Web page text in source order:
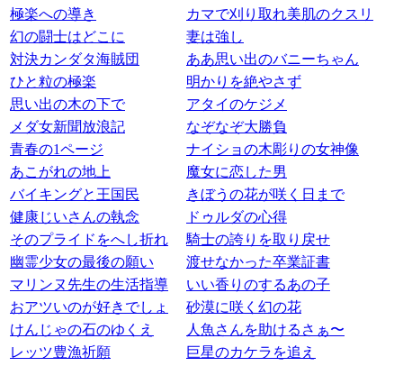
極楽への導き
カマで刈り取れ美肌のクスリ
幻の闘士はどこに
妻は強し
対決カンダタ海賊団
ああ思い出のバニーちゃん
ひと粒の極楽
明かりを絶やさず
思い出の木の下で
アタイのケジメ
メダ女新聞放浪記
なぞなぞ大勝負
青春の1ページ
ナイショの木彫りの女神像
あこがれの地上
魔女に恋した男
バイキングと王国民
きぼうの花が咲く日まで
健康じいさんの執念
ドゥルダの心得
そのプライドをへし折れ
騎士の誇りを取り戻せ
幽霊少女の最後の願い
渡せなかった卒業証書
マリンヌ先生の生活指導
いい香りのするあの子
おアツいのが好きでしょ
砂漠に咲く幻の花
けんじゃの石のゆくえ
人魚さんを助けるさぁ〜
レッツ豊漁祈願
巨星のカケラを追え